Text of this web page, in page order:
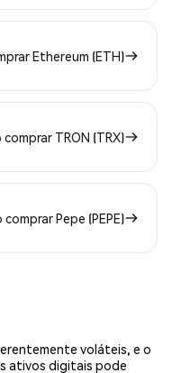
Ethereum (ETH)
comprar TRON (TRX)
comprar Pepe (PEPE)
voláteis, e o
ativos digitais pode